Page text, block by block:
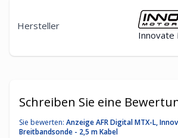
Hersteller
Schreiben Sie eine
Sie bewerten: Anzeige AFR Digital MTX-L,
Breitbandsonde - 2,5 m Kabel